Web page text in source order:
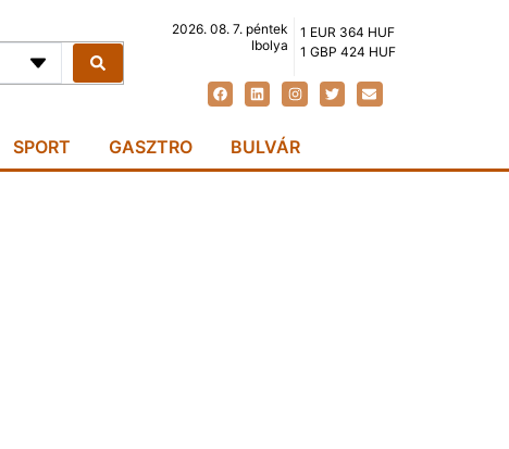
2026. 08. 7. péntek
Ibolya
1 EUR 364 HUF
1 GBP 424 HUF
SPORT GASZTRO BULVÁR